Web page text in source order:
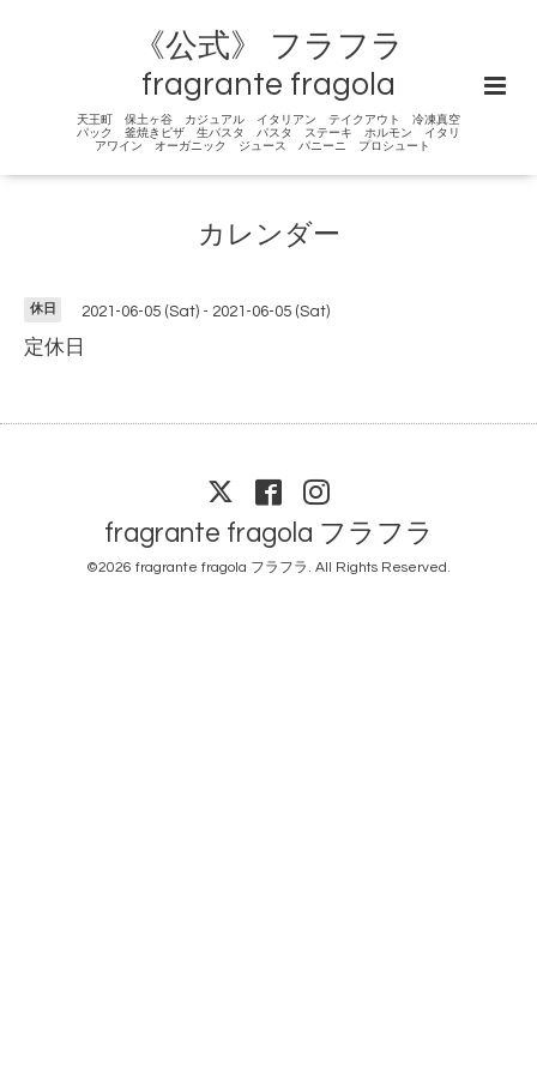
《公式》 フラフラ
fragrante fragola
天王町 保土ヶ谷 カジュアル イタリアン テイクアウト 冷凍真空
パック 釜焼きピザ 生パスタ パスタ ステーキ ホルモン イタリ
アワイン オーガニック ジュース パニーニ プロシュート
カレンダー
休日 2021-06-05 (Sat) - 2021-06-05 (Sat)
定休日
fragrante fragola フラフラ
©2026 fragrante fragola フラフラ . All Rights Reserved.